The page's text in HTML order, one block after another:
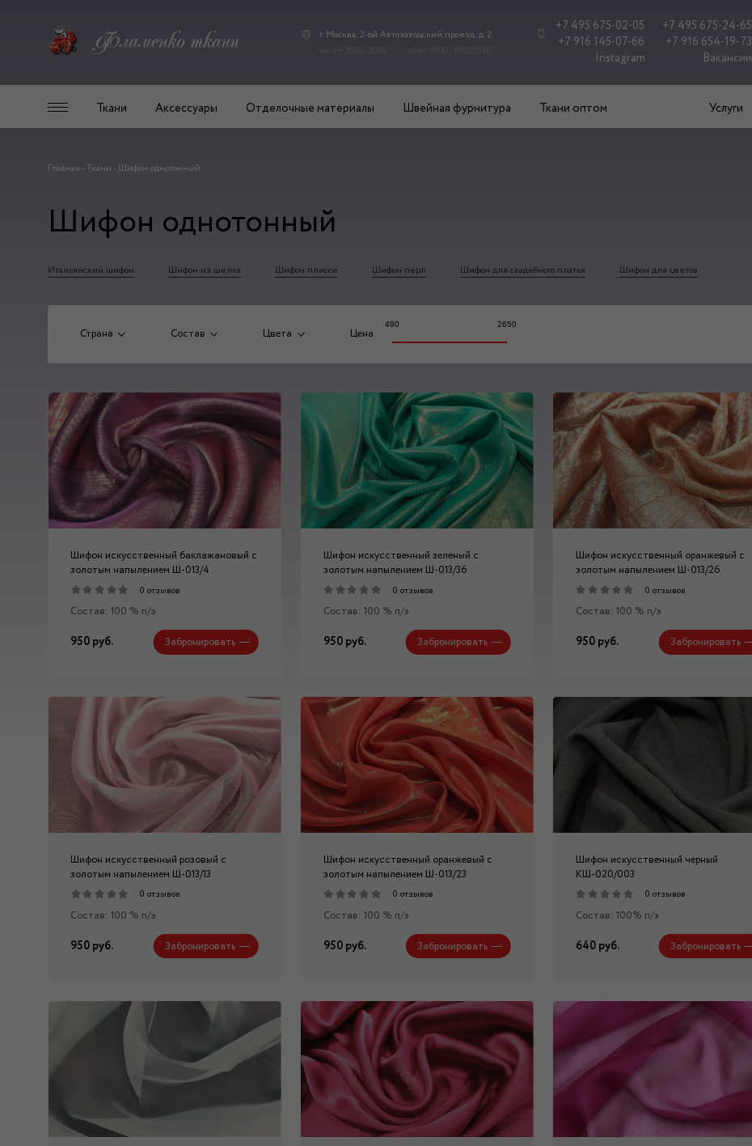
г. Москва, 2-ой Автозаводский проезд, д. 2
+7 495 675-02-05
+7 495 675-24-65
+7 916 145-07-66
+7 916 654-19-73
Instagram
Вакансии
Ткани Аксессуары Отделочные материалы Швейная фурнитура Ткани оптом Услуги
Главная -Ткани - Шифон однотонный
Шифон однотонный
Итальянский шифон Шифон из шелка Шифон плиссе Шифон перл Шифон для свадебного платья Шифон для цветов
Страна Состав Цвета Цена
490 2650
Шифон искусственный баклажановый с
золотым напылением Ш-013/4
0 отзывов
Состав: 100 % п/э
950 руб. Забронировать
Шифон искусственный зеленый с
золотым напылением Ш-013/36
0 отзывов
Состав: 100 % п/э
950 руб. Забронировать
Шифон искусственный оранжевый с
золотым напылением Ш-013/26
0 отзывов
Состав: 100 % п/э
950 руб. Забронировать
Шифон искусственный розовый с
золотым напылением Ш-013/13
0 отзывов
Состав: 100 % п/э
950 руб. Забронировать
Шифон искусственный оранжевый с
золотым напылением Ш-013/23
0 отзывов
Состав: 100 % п/э
950 руб. Забронировать
Шифон искусственный черный
КШ-020/003
0 отзывов
Состав: 100% п/э
640 руб. Забронировать